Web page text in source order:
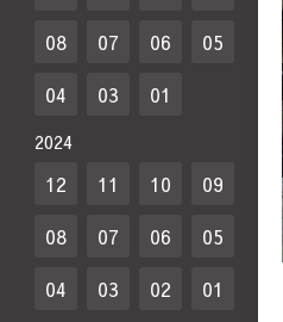
08
07 06
05
04
03 01
2024
12 11 10
09
08
07 06
05
04
03 02 01